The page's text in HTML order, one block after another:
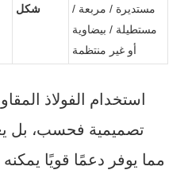
شكل
مستديرة / مربعة /
مستطيلة / بيضاوية
أو غير منتظمة
استخدام الفولاذ
تصميمية فحسب، بل
مما يوفر دعمًا قويًا